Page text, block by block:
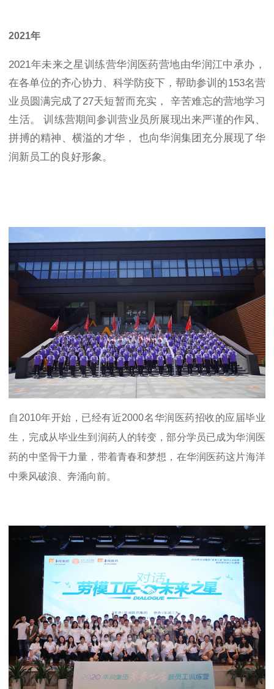
2021年
2021年未来之星训练营华润医药营地由华润江中承办，
在各单位的齐心协力、科学防疫下，帮助参训的153名营
业员圆满完成了27天短暂而充实， 辛苦难忘的营地学习
生活。 训练营期间参训营业员所展现出来严谨的作风、
拼搏的精神、横溢的才华， 也向华润集团充分展现了华
润新员工的良好形象。
自2010年开始，已经有近2000名华润医药招收的应届毕业
生，完成从毕业生到润药人的转变，部分学员已成为华润医
药的中坚骨干力量，带着青春和梦想，在华润医药这片海洋
中乘风破浪、奔涌向前。